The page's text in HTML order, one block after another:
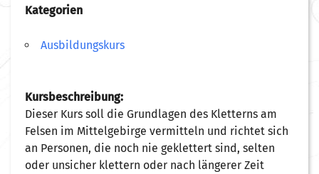
Kategorien
Ausbildungskurs
Kursbeschreibung:
Dieser Kurs soll die Grundlagen des Kletterns am
Felsen im Mittelgebirge vermitteln und richtet sich
an Personen, die noch nie geklettert sind, selten
oder unsicher klettern oder nach längerer Zeit